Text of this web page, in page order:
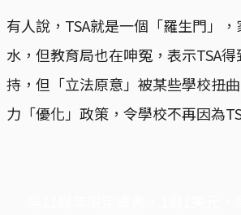
有人說，TSA就是一個「羅生門」
水，但教育局也在呻冤，表示TSA
持，但「立法原意」被某些學校扭
力「優化」政策，令學校不再因為